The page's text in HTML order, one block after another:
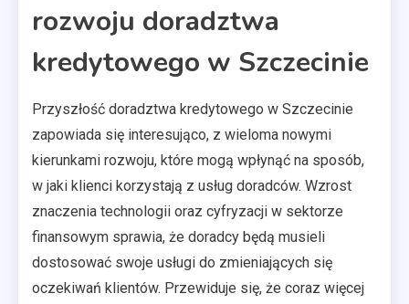
rozwoju doradztwa
kredytowego w Szczecinie
Przyszłość doradztwa kredytowego w Szczecinie
zapowiada się interesująco, z wieloma nowymi
kierunkami rozwoju, które mogą wpłynąć na sposób,
w jaki klienci korzystają z usług doradców. Wzrost
znaczenia technologii oraz cyfryzacji w sektorze
finansowym sprawia, że doradcy będą musieli
dostosować swoje usługi do zmieniających się
oczekiwań klientów. Przewiduje się, że coraz więcej